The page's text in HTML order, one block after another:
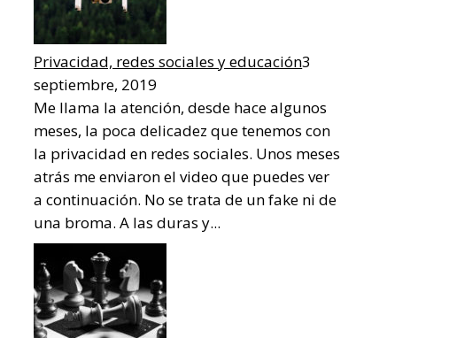
Privacidad, redes sociales y educación3
septiembre, 2019
Me llama la atención, desde hace algunos
meses, la poca delicadez que tenemos con
la privacidad en redes sociales. Unos meses
atrás me enviaron el video que puedes ver
a continuación. No se trata de un fake ni de
una broma. A las duras y...